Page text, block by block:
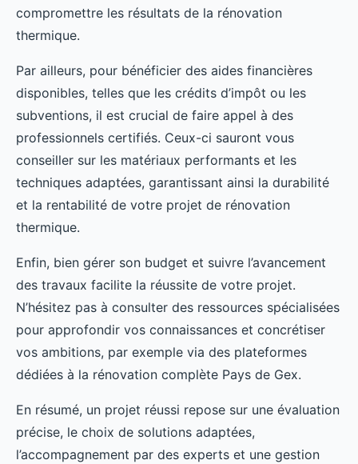
compromettre les résultats de la rénovation
thermique.
Par ailleurs, pour bénéficier des aides financières
disponibles, telles que les crédits d’impôt ou les
subventions, il est crucial de faire appel à des
professionnels certifiés. Ceux-ci sauront vous
conseiller sur les matériaux performants et les
techniques adaptées, garantissant ainsi la durabilité
et la rentabilité de votre projet de rénovation
thermique.
Enfin, bien gérer son budget et suivre l’avancement
des travaux facilite la réussite de votre projet.
N’hésitez pas à consulter des ressources spécialisées
pour approfondir vos connaissances et concrétiser
vos ambitions, par exemple via des plateformes
dédiées à la rénovation complète Pays de Gex.
En résumé, un projet réussi repose sur une évaluation
précise, le choix de solutions adaptées,
l’accompagnement par des experts et une gestion